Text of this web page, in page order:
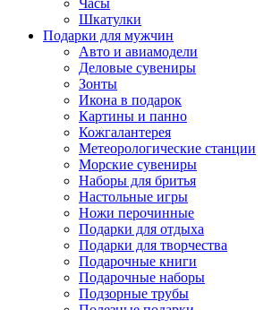
Часы
Шкатулки
Подарки для мужчин
Авто и авиамодели
Деловые сувениры
Зонты
Икона в подарок
Картины и панно
Кожгалантерея
Метеорологические станции
Морские сувениры
Наборы для бритья
Настольные игры
Ножи перочинные
Подарки для отдыха
Подарки для творчества
Подарочные книги
Подарочные наборы
Подзорные трубы